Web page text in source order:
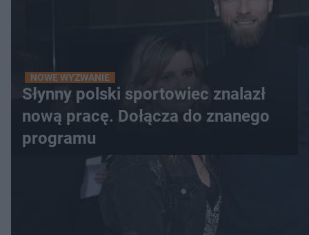
NOWE WYZWANIE
Słynny polski sportowiec znalazł
nową pracę. Dołącza do znanego
programu